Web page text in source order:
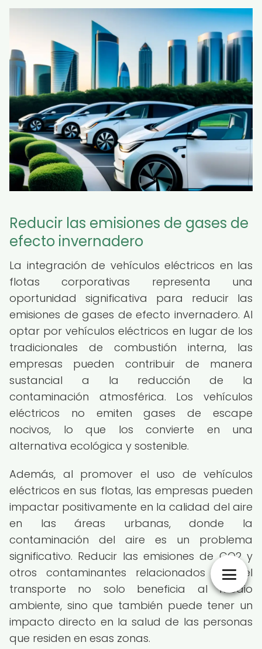
Reducir las emisiones de gases de
efecto invernadero
La integración de vehículos eléctricos en las
flotas corporativas representa una
oportunidad significativa para reducir las
emisiones de gases de efecto invernadero. Al
optar por vehículos eléctricos en lugar de los
tradicionales de combustión interna, las
empresas pueden contribuir de manera
sustancial a la reducción de la
contaminación atmosférica. Los vehículos
eléctricos no emiten gases de escape
nocivos, lo que los convierte en una
alternativa ecológica y sostenible.
Además, al promover el uso de vehículos
eléctricos en sus flotas, las empresas pueden
impactar positivamente en la calidad del aire
en las áreas urbanas, donde la
contaminación del aire es un problema
significativo. Reducir las emisiones de CO2 y
otros contaminantes relacionados con el
transporte no solo beneficia al medio
ambiente, sino que también puede tener un
impacto directo en la salud de las personas
que residen en esas zonas.